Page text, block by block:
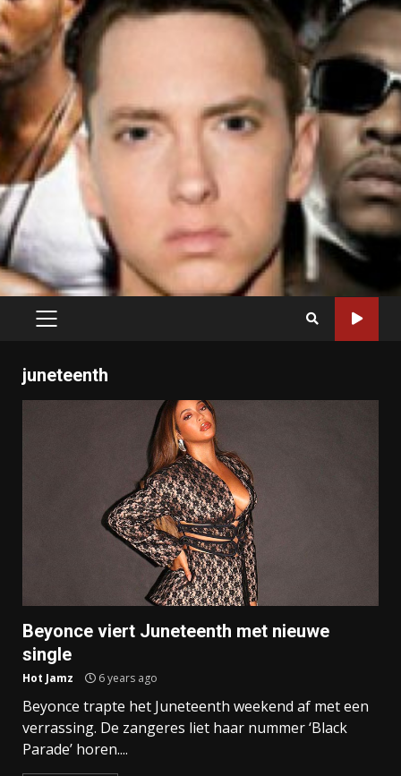
PRIMARY
juneteenth
Beyonce viert Juneteenth met nieuwe
single
Hot Jamz 6 years ago
Beyonce trapte het Juneteenth weekend af met een
verrassing. De zangeres liet haar nummer ‘Black
Parade’ horen....